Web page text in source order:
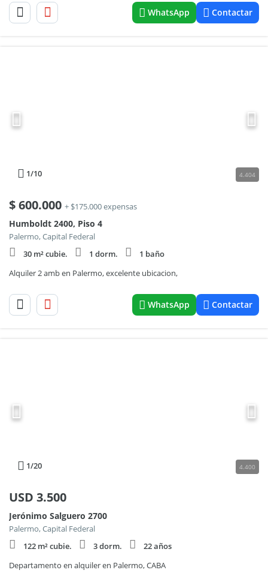
WhatsApp Contactar
1/10 4.404
$600.000 + $175.000 expensas
Humboldt 2400, Piso 4
Palermo, Capital Federal
30 m² cubie.
1 dorm.
1 baño
Alquiler 2 amb en Palermo, excelente ubicacion,
WhatsApp Contactar
1/20 4.400
USD 3.500
Jerónimo Salguero 2700
Palermo, Capital Federal
122 m² cubie.
3 dorm.
22 años
Departamento en alquiler en Palermo, CABA